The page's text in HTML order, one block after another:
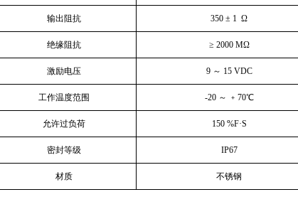
输出阻抗 350 ± 1 Ω
绝缘阻抗 ≥ 2000 MΩ
激励电压 9 ～ 15 VDC
工作温度范围 -20 ～ ﹢70℃
允许过负荷 150 %F·S
密封等级 IP67
材质 不锈钢